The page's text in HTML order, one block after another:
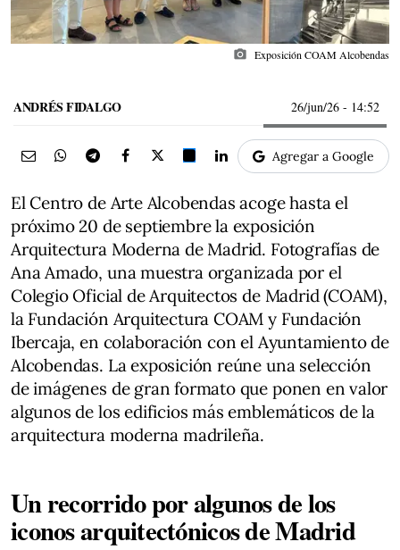
photo_camera Exposición COAM Alcobendas
ANDRÉS FIDALGO 26/jun/26 - 14:52
Agregar a Google
El Centro de Arte Alcobendas acoge hasta el
próximo 20 de septiembre la exposición
Arquitectura Moderna de Madrid. Fotografías de
Ana Amado, una muestra organizada por el
Colegio Oficial de Arquitectos de Madrid (COAM),
la Fundación Arquitectura COAM y Fundación
Ibercaja, en colaboración con el Ayuntamiento de
Alcobendas. La exposición reúne una selección
de imágenes de gran formato que ponen en valor
algunos de los edificios más emblemáticos de la
arquitectura moderna madrileña.
Un recorrido por algunos de los
iconos arquitectónicos de Madrid